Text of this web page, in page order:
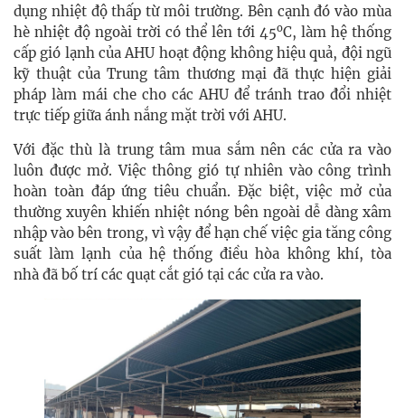
dụng nhiệt độ thấp từ môi trường. Bên cạnh đó vào mùa
hè nhiệt độ ngoài trời có thể lên tới 45oC, làm hệ thống
cấp gió lạnh của AHU hoạt động không hiệu quả, đội ngũ
kỹ thuật của Trung tâm thương mại đã thực hiện giải
pháp làm mái che cho các AHU để tránh trao đổi nhiệt
trực tiếp giữa ánh nắng mặt trời với AHU.
Với đặc thù là trung tâm mua sắm nên các cửa ra vào
luôn được mở. Việc thông gió tự nhiên vào công trình
hoàn toàn đáp ứng tiêu chuẩn. Đặc biệt, việc mở của
thường xuyên khiến nhiệt nóng bên ngoài dễ dàng xâm
nhập vào bên trong, vì vậy để hạn chế việc gia tăng công
suất làm lạnh của hệ thống điều hòa không khí, tòa
nhà đã bố trí các quạt cắt gió tại các cửa ra vào.